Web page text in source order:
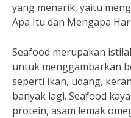
yang menarik, yaitu
Apa Itu dan Mengapa
Seafood merupakan
untuk menggambarkan
seperti ikan, udang,
banyak lagi. Seafood
protein, asam lemak